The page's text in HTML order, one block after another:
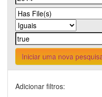
Iniciar uma nova
Adicionar filtros: